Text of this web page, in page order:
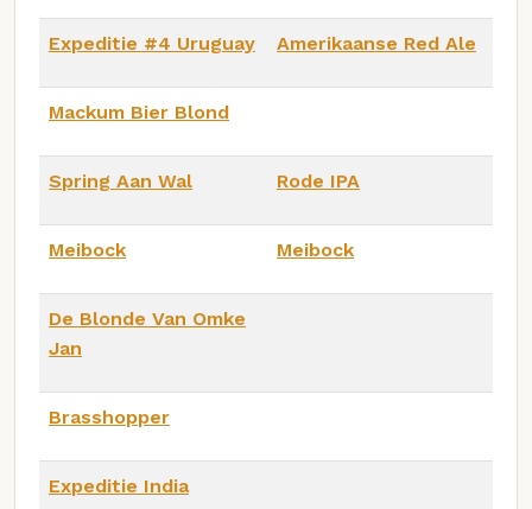
Expeditie #4 Uruguay Amerikaanse Red Ale
Mackum Bier Blond
Spring Aan Wal Rode IPA
Meibock Meibock
De Blonde Van Omke
Jan
Brasshopper
Expeditie India